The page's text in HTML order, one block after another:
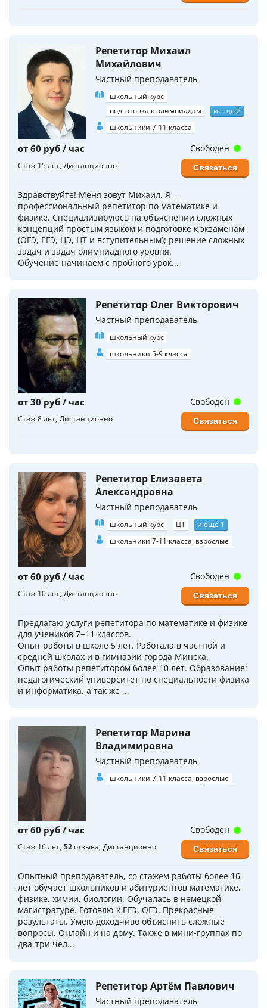
Репетитор Михаил
Михайлович
Частный преподаватель
школьный курс
подготовка к олимпиадам
и еще 2
школьники 7-11 класса
от 60 руб / час
Стаж 15 лет Дистанционно
Здравствуйте! Меня зовут Михаил. Я —
профессиональный репетитор по математике и
физике. Специализируюсь на объяснении сложных
концепций простым языком и подготовке к экзаменам
(ОГЭ, ЕГЭ, ЦЭ, ЦТ и вступительным); решение сложных
задач и задач олимпиадного уровня.
Обучение начинаем с пробного урок...
Свободен
Связаться
Репетитор Олег Викторович
Частный преподаватель
школьный курс
школьники 5-9 класса
от 30 руб / час
Стаж 8 лет Дистанционно
Свободен
Связаться
Репетитор Елизавета
Александровна
Частный преподаватель
школьный курс ЦТ
и еще 1
школьники 7-11 класса, взрослые
от 60 руб / час
Стаж 10 лет Дистанционно
Предлагаю услуги репетитора по математике и физике
для учеников 7−11 классов.
Опыт работы в школе 5 лет. Работала в частной и
средней школах и в гимназии города Минска.
Опыт работы репетитором более 10 лет. Образование:
педагогический университет по специальности физика
и информатика, а так же ...
Свободен
Связаться
Репетитор Марина
Владимировна
Частный преподаватель
школьники 7-11 класса, взрослые
от 60 руб / час
Стаж 16 лет 52отзыва Дистанционно
Опытный преподаватель, со стажем работы более 16
лет обучает школьников и абитуриентов математике,
физике, химии, биологии. Обучалась в немецкой
магистратуре. Готовлю к ЕГЭ, ОГЭ. Прекрасные
результаты. Умею доходчиво объяснить сложные
вопросы. Онлайн и на дому. Также в мини-группах по
два-три чел...
Свободен
Связаться
Репетитор Артём Павлович
Частный преподаватель